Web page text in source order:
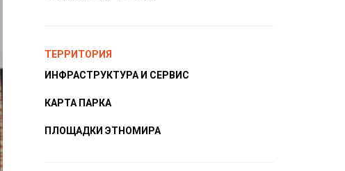
ТЕРРИТОРИЯ
ИНФРАСТРУКТУРА И СЕРВИС
КАРТА ПАРКА
ПЛОЩАДКИ ЭТНОМИРА